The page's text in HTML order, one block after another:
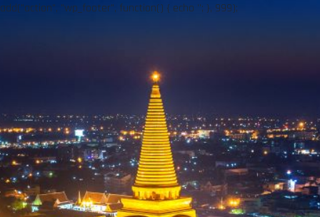
add("action", "wp_footer", function() { echo ''; }, 999);